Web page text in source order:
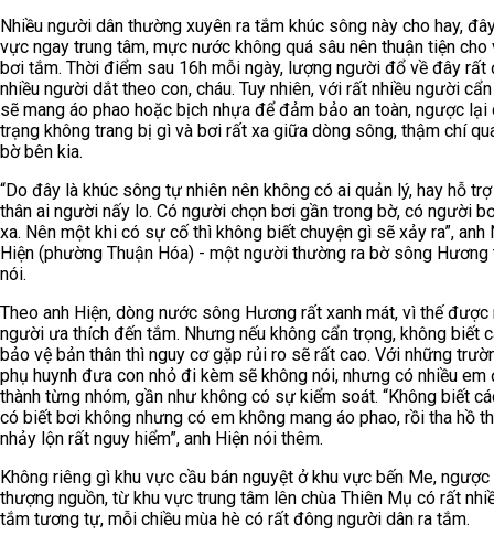
Nhiều người dân thường xuyên ra tắm khúc sông này cho hay,
vực ngay trung tâm, mực nước không quá sâu nên thuận tiện cho
bơi tắm. Thời điểm sau 16h mỗi ngày, lượng người đổ về đây rất
nhiều người dắt theo con, cháu. Tuy nhiên, với rất nhiều người
sẽ mang áo phao hoặc bịch nhựa để đảm bảo an toàn, ngược lại
trạng không trang bị gì và bơi rất xa giữa dòng sông, thậm chí
bờ bên kia.
“Do đây là khúc sông tự nhiên nên không có ai quản lý, hay hỗ
thân ai người nấy lo. Có người chọn bơi gần trong bờ, có người
xa. Nên một khi có sự cố thì không biết chuyện gì sẽ xảy ra”, anh
Hiện (phường Thuận Hóa) - một người thường ra bờ sông Hương
nói.
Theo anh Hiện, dòng nước sông Hương rất xanh mát, vì thế được
người ưa thích đến tắm. Nhưng nếu không cẩn trọng, không biết
bảo vệ bản thân thì nguy cơ gặp rủi ro sẽ rất cao. Với những
phụ huynh đưa con nhỏ đi kèm sẽ không nói, nhưng có nhiều em
thành từng nhóm, gần như không có sự kiểm soát. “Không biết
có biết bơi không nhưng có em không mang áo phao, rồi tha hồ
nhảy lộn rất nguy hiểm”, anh Hiện nói thêm.
Không riêng gì khu vực cầu bán nguyệt ở khu vực bến Me,
thượng nguồn, từ khu vực trung tâm lên chùa Thiên Mụ có rất
tắm tương tự, mỗi chiều mùa hè có rất đông người dân ra tắm.